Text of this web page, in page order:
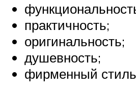
практичность;
оригинальность;
душевность;
фирменный